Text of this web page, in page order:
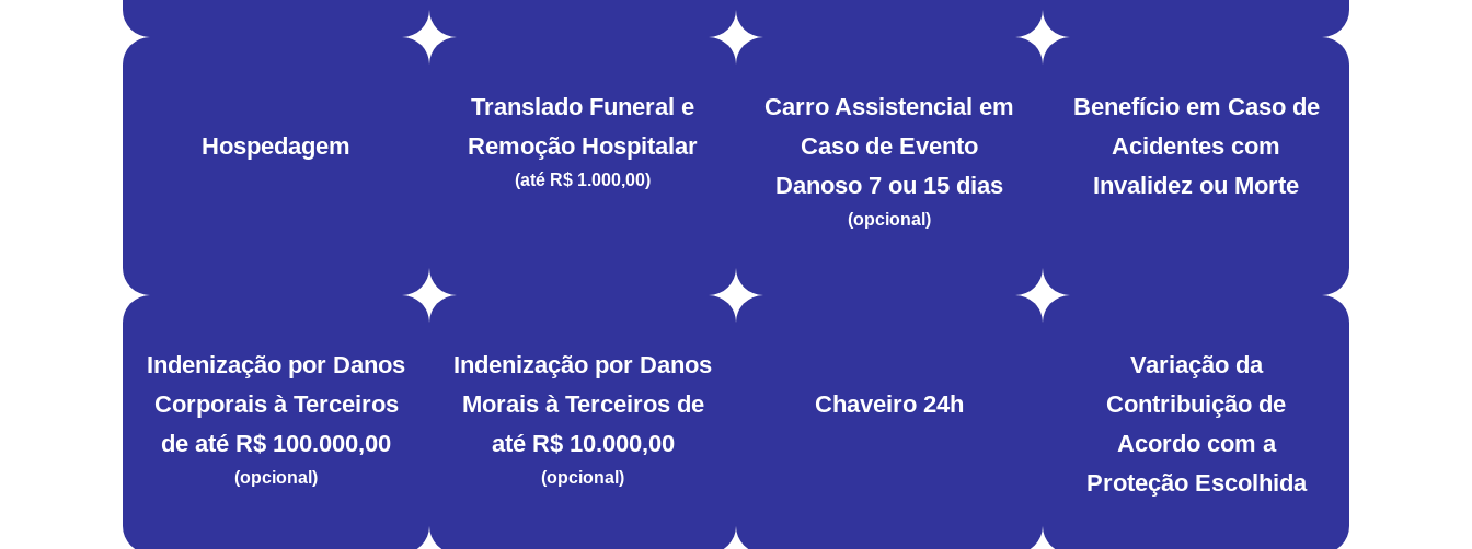
Hospedagem
Translado Funeral e
Remoção Hospitalar
(até R$ 1.000,00)
Carro Assistencial em
Caso de Evento
Danoso 7 ou 15 dias
(opcional)
Benefício em Caso de
Acidentes com
Invalidez ou Morte
Indenização por Danos
Corporais à Terceiros
de até R$ 100.000,00
(opcional)
Indenização por Danos
Morais à Terceiros de
até R$ 10.000,00
(opcional)
Chaveiro 24h
Variação da
Contribuição de
Acordo com a
Proteção Escolhida